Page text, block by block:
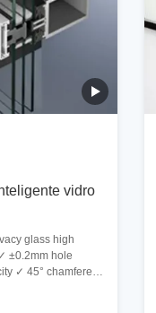
vidro
glass high
±0.2mm hole
✓ 45° chamfered